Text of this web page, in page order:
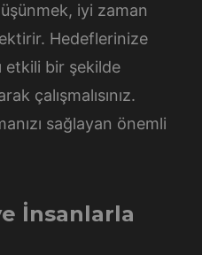
iyi zaman
Hedeflerinize
etkili bir şekilde
çalışmalısınız.
sağlayan önemli
İnsanlarla